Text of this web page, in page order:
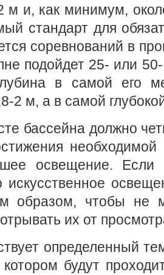
м и, как минимум,
стандарт для
соревнований в
подойдет 25- или
в самой его
2 м, а в самой
бассейна должно
необходимой
освещение. Если
искусственное
образом, чтобы не
их от
определенный
будут